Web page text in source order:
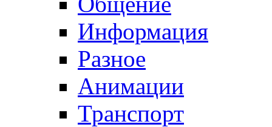
Информация
Разное
Анимации
Транспорт